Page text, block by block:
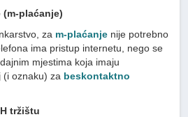
plaćanje)
za m-plaćanje nije potrebno
ima pristup internetu, nego se
mjestima koja imaju
(i oznaku) za beskontaktno
tržištu